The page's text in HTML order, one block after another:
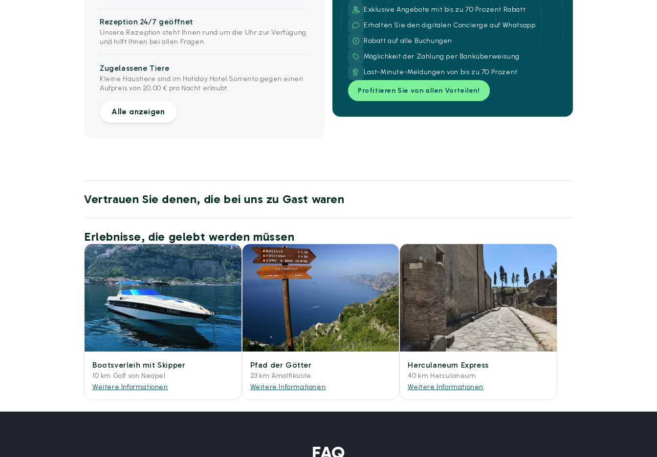
Rezeption 24/7 geöffnet
Unsere Rezeption steht Ihnen rund um die Uhr zur Verfügung
und hilft Ihnen bei allen Fragen.
Zugelassene Tiere
Kleine Haustiere sind im Hotiday Hotel Sorrento gegen einen
Aufpreis von 20,00 € pro Nacht erlaubt.
Alle anzeigen
Exklusive Angebote mit bis zu 70 Prozent Rabatt
Erhalten Sie den digitalen Concierge auf Whatsapp
Rabatt auf alle Buchungen
Möglichkeit der Zahlung per Banküberweisung
Last-Minute-Meldungen von bis zu 70 Prozent
Profitieren Sie von allen Vorteilen!
Vertrauen Sie denen, die bei uns zu Gast waren
Erlebnisse, die gelebt werden müssen
Bootsverleih mit Skipper
10 km Golf von Neapel
Weitere Informationen
Pfad der Götter
23 km Amalfiküste
Weitere Informationen
Herculaneum Express
40 km Herculaneum
Weitere Informationen
FAQ